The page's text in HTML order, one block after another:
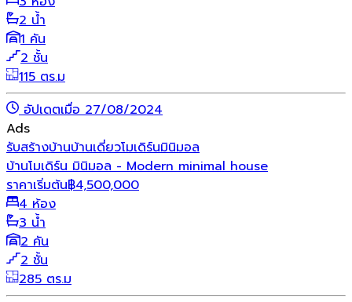
2 น้ำ
1 คัน
2 ชั้น
115 ตร.ม
อัปเดตเมื่อ 27/08/2024
Ads
รับสร้างบ้านบ้านเดี่ยวโมเดิร์นมินิมอล
บ้านโมเดิร์น มินิมอล - Modern minimal house
ราคาเริ่มต้น฿4,500,000
4 ห้อง
3 น้ำ
2 คัน
2 ชั้น
285 ตร.ม